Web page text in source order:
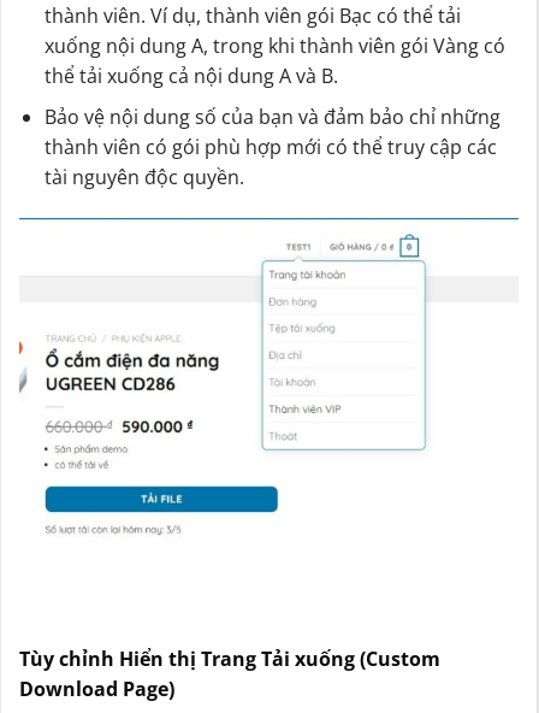
thành viên. Ví dụ, thành viên gói Bạc có thể tải
xuống nội dung A, trong khi thành viên gói Vàng có
thể tải xuống cả nội dung A và B.
Bảo vệ nội dung số của bạn và đảm bảo chỉ những
thành viên có gói phù hợp mới có thể truy cập các
tài nguyên độc quyền.
Tùy chỉnh Hiển thị Trang Tải xuống (Custom
Download Page)